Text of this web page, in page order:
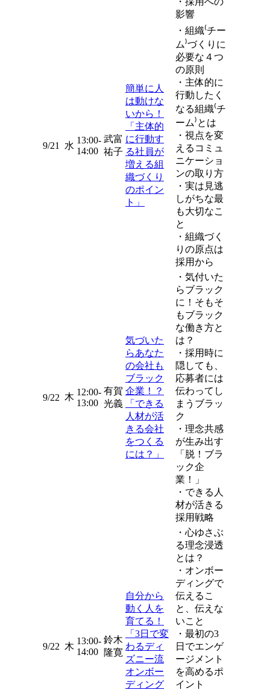
影響
9/21 水
13:00-
14:00
武富
祐子
簡単に人
は動けな
いから！
「主体的
に行動す
る社員が
増える組
織づくり
のポイン
ト」
・組織⁽チー
ム⁾づくりに
必要な４つ
の原則
・主体的に
行動したく
なる組織⁽チ
ーム⁾とは
・視点を変
えるコミュ
ニケーショ
ンの取り方
・実は見逃
しがちな最
も大切なこ
と
・組織づく
りの原点は
採用から
9/22 木 12:00-
13:00
有賀
光義
気づいた
らあなた
の会社も
ブラック
企業！？
「できる
人材が活
きる会社
をつくる
には？」
・気付いた
らブラック
に！そもそ
もブラック
な働き方と
は？
・採用時に
隠しても、
応募者には
伝わってし
まうブラッ
ク
・理念共感
が生み出す
「脱！ブラ
ック企
業！」
・できる人
材が活きる
採用戦略
9/22 木
13:00-
14:00
鈴木
隆寛
自分から
動く人を
育てる！
「3日で変
わるディ
ズニー流
オンボー
ディング
・心ゆさぶ
る理念浸透
とは？
・オンボー
ディングで
伝えるこ
と、伝えな
いこと
・最初の3
日でエンゲ
ージメント
を高めるポ
イント